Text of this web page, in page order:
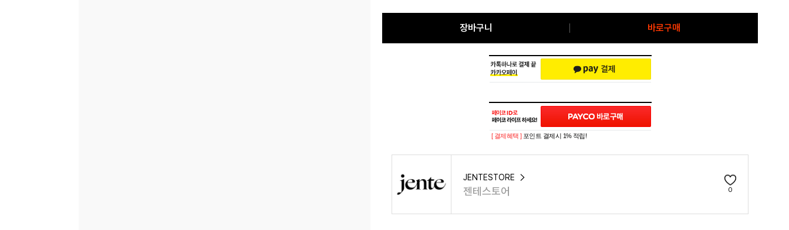
장바구니 바로구매
[ 결제혜택 ] 포인트 결제시 1% 적립!
JENTESTORE
젠테스토어 0